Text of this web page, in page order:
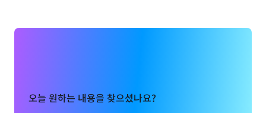
오늘 원하는 내용을 찾으셨나요?